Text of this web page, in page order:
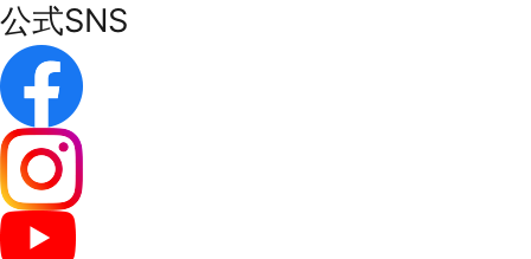
公式SNS